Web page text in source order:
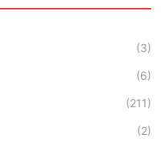
(3)
(6)
(211)
(2)